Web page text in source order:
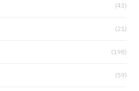
(43)
(21)
(198)
(59)